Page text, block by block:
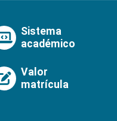
Sistema
académico
Valor
matrícula